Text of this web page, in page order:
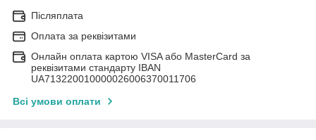
Післяплата
Оплата за реквізитами
Онлайн оплата картою VISA або MasterCard за
реквізитами стандарту IBAN
UA713220010000026006370011706
Всі умови оплати